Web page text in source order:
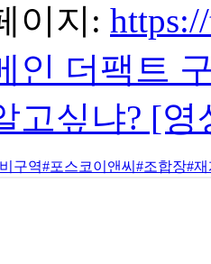
이지:
인 더팩트
고싶냐? [
구역#포스코이앤씨 #조합장#